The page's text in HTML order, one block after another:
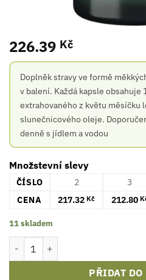
226.39 Kč
Doplněk stravy ve formě
v balení. Každá kapsle obsahuje
extrahovaného z květu měsíčku
slunečnicového oleje.
denně s jídlem a vodou
Množstevní slevy
ČÍSLO 2 3
CENA
217.32 Kč 212.80
11 skladem
Swanson Luteina 10mg 60 Kapsle
PŘIDAT DO